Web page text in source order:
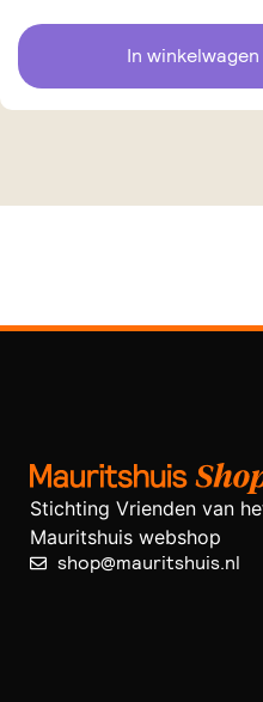
In winkelwagen
Stichting Vrienden van
Mauritshuis webshop
shop@mauritshuis.nl